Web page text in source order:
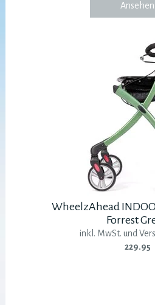
Ansehen
WheelzAhead
Forrest
inkl. MwSt. und
229.95